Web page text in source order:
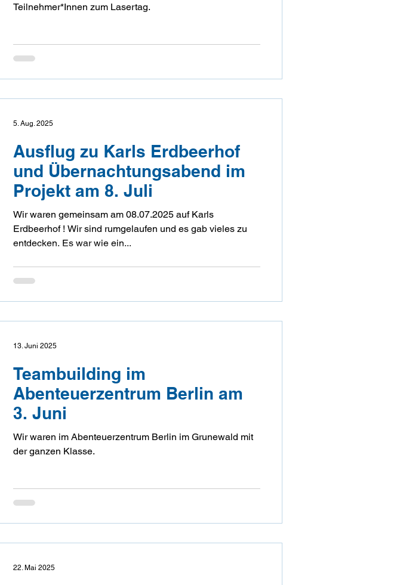
Teilnehmer*Innen zum Lasertag.
Ausflug zu Karls Erdbeerhof
und Übernachtungsabend im
Projekt am 8. Juli
Wir waren gemeinsam am 08.07.2025 auf Karls
Erdbeerhof ! Wir sind rumgelaufen und es gab vieles zu
entdecken. Es war wie ein...
5. Aug. 2025
Teambuilding im
Abenteuerzentrum Berlin am
3. Juni
Wir waren im Abenteuerzentrum Berlin im Grunewald mit
der ganzen Klasse.
13. Juni 2025
22. Mai 2025